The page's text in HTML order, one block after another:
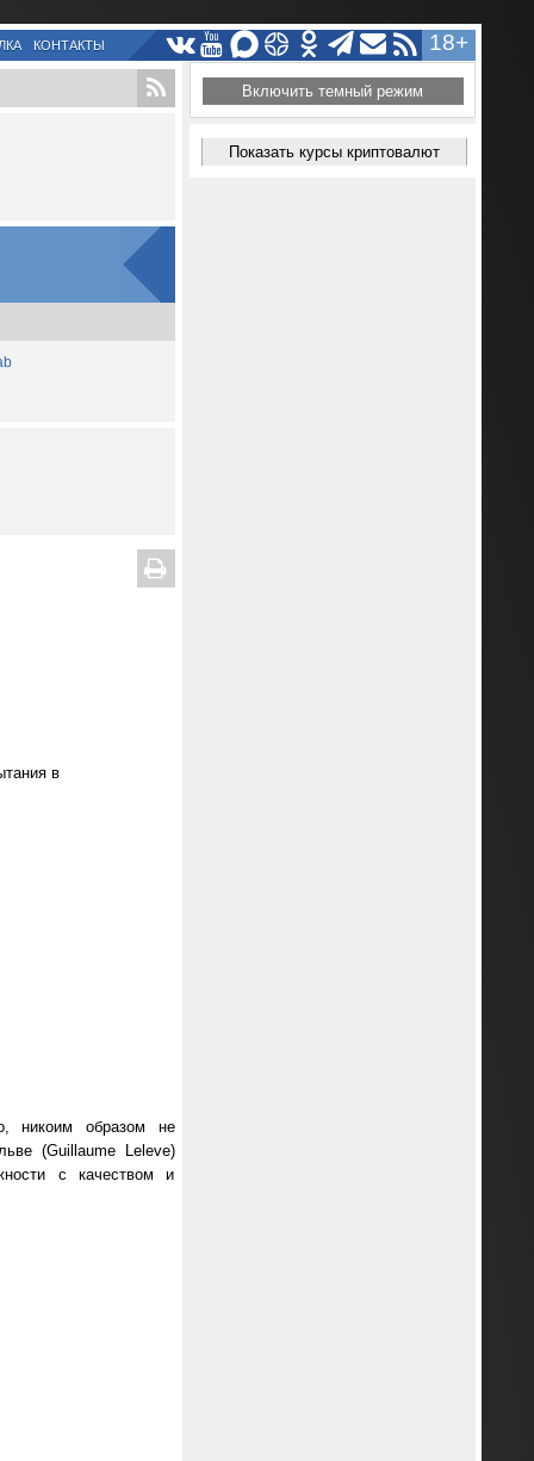
18+
КОНТАКТЫ
в
никоим образом не
(Guillaume Leleve)
с качеством и
Включить темный режим
Показать курсы криптовалют